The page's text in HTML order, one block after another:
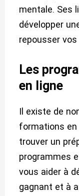
mentale. Ses
développer
repousser
Les
en ligne
Il existe de
formations en
trouver un
programmes
vous aider à
gagnant et à